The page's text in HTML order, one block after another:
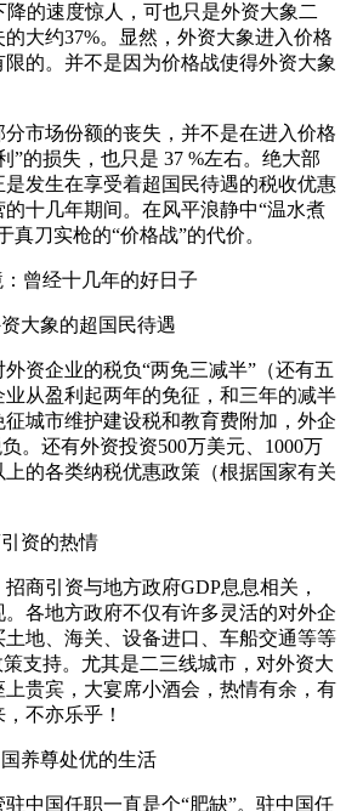
降的速度惊人，可也只是外资大象二
大约37%。显然，外资大象进入价格
的。并不是因为价格战使得外资大象
市场份额的丧失，并不是在进入价格
”的损失，也只是 37 %左右。绝大部
发生在享受着超国民待遇的税收优惠
十几年期间。在风平浪静中“温水煮
真刀实枪的“价格战”的代价。
曾经十几年的好日子
大象的超国民待遇
资企业的税负“两免三减半”（还有五
从盈利起两年的免征，和三年的减半
城市维护建设税和教育费附加，外企
。还有外资投资500万美元、1000万
的各类纳税优惠政策（根据国家有关
资的热情
商引资与地方政府GDP息息相关，
各地方政府不仅有许多灵活的对外企
地、海关、设备进口、车船交通等等
支持。尤其是二三线城市，对外资大
贵宾，大宴席小酒会，热情有余，有
不亦乐乎！
养尊处优的生活
中国任职一直是个“肥缺”。驻中国任